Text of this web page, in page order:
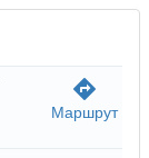
directions
Маршрут